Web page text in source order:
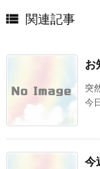
 関連記事
お
突
今
今